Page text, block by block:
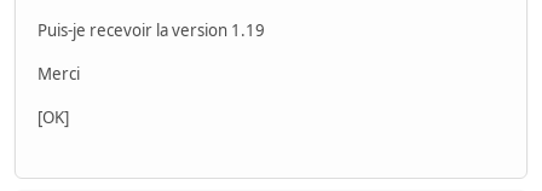
Puis-je recevoir la version 1.19
Merci
[OK]